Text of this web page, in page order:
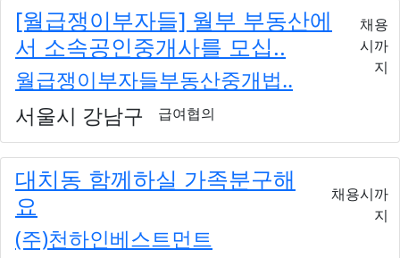
[월급쟁이부자들] 월부 부동산에
서 소속공인중개사를 모십..
월급쟁이부자들부동산중개법..
채용
시까
지
서울시 강남구 급여협의
대치동 함께하실 가족분구해
요
(주)천하인베스트먼트
채용시까
지